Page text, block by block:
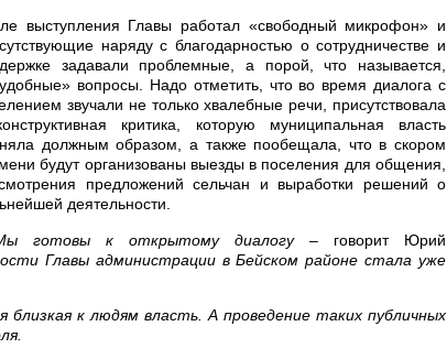
выступления Главы работал «свободный микрофон» и
наряду с благодарностью о сотрудничестве и
задавали проблемные, а порой, что называется,
вопросы. Надо отметить, что во время диалога с
звучали не только хвалебные речи, присутствовала
критика, которую муниципальная власть
должным образом, а также пообещала, что в скором
будут организованы выезды в поселения для общения,
предложений сельчан и выработки решений о
деятельности.
готовы к открытому диалогу– говорит Юрий
Главы администрации в Бейском районе стала уже
к людям власть. А проведение таких публичных